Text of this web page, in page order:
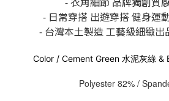
- 日常穿搭 出遊穿搭 健身運
- 台灣本土製造 工藝級細緻出
Color / Cement Green 水泥灰綠 &
Polyester 82% /